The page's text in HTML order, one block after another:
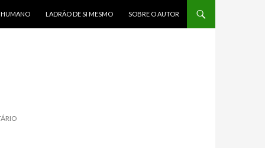
HUMANO LADRÃO DE SI MESMO SOBRE O AUTOR